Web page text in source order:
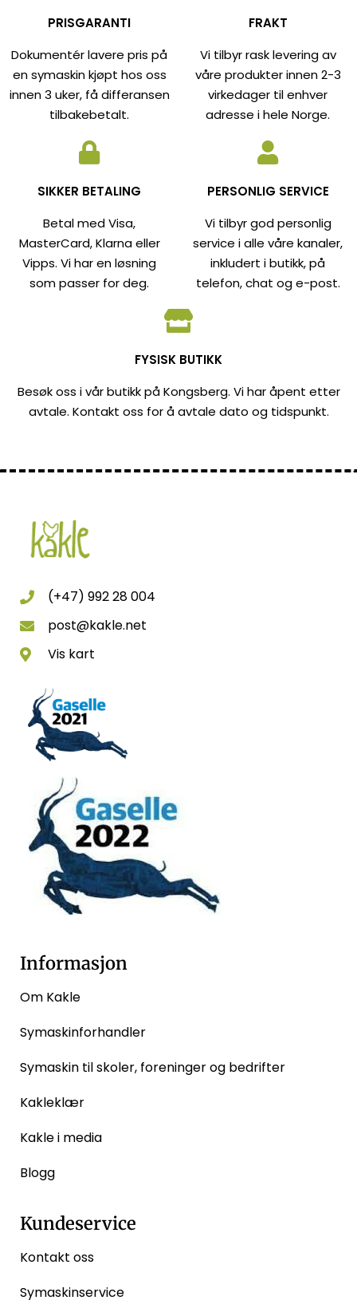
PRISGARANTI
Dokumentér lavere pris på
en symaskin kjøpt hos oss
innen 3 uker, få differansen
tilbakebetalt.
FRAKT
Vi tilbyr rask levering av
våre produkter innen 2-3
virkedager til enhver
adresse i hele Norge.
SIKKER BETALING
Betal med Visa,
MasterCard, Klarna eller
Vipps. Vi har en løsning
som passer for deg.
PERSONLIG SERVICE
Vi tilbyr god personlig
service i alle våre kanaler,
inkludert i butikk, på
telefon, chat og e-post.
FYSISK BUTIKK
Besøk oss i vår butikk på Kongsberg. Vi har åpent etter
avtale. Kontakt oss for å avtale dato og tidspunkt.
(+47) 992 28 004
post@kakle.net
Vis kart
Informasjon
Om Kakle
Symaskinforhandler
Symaskin til skoler, foreninger og bedrifter
Kakleklær
Kakle i media
Blogg
Kundeservice
Kontakt oss
Symaskinservice